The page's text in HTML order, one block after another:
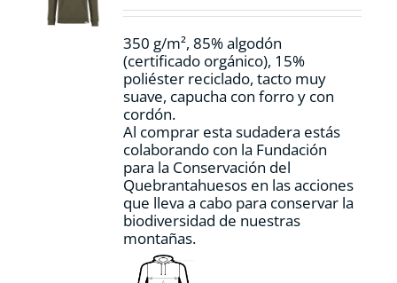
en
página
de
producto
350 g/m², 85% algodón
(certificado orgánico), 15%
poliéster reciclado, tacto muy
suave, capucha con forro y con
cordón.
Al comprar esta sudadera estás
colaborando con la Fundación
para la Conservación del
Quebrantahuesos en las acciones
que lleva a cabo para conservar la
biodiversidad de nuestras
montañas.